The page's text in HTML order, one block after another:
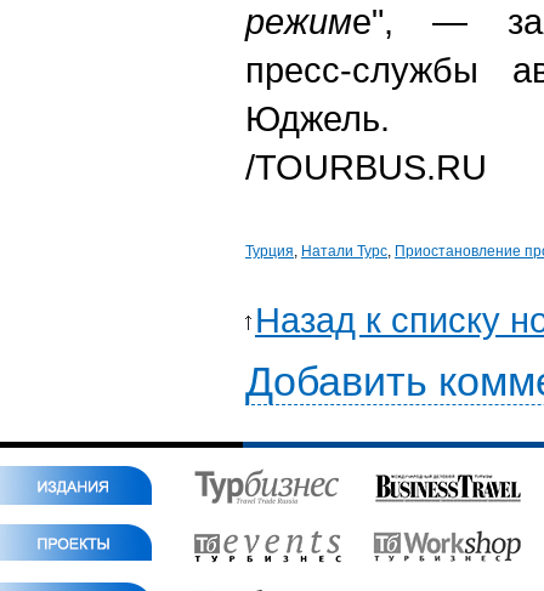
режиме", —
пресс-службы
Юджель.
/TOURBUS.RU
Турция, Натали Турс, Приостановление
Назад к списку
Добавить